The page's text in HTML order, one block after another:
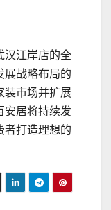
汉江岸店的全
展战略布局的
装市场并扩展
安居将持续发
者打造理想的